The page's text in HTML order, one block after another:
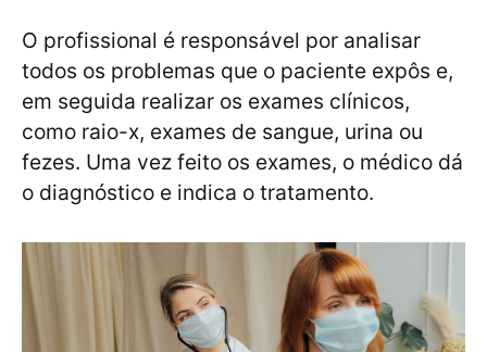
O profissional é responsável por analisar
todos os problemas que o paciente expôs e,
em seguida realizar os exames clínicos,
como raio-x, exames de sangue, urina ou
fezes. Uma vez feito os exames, o médico dá
o diagnóstico e indica o tratamento.